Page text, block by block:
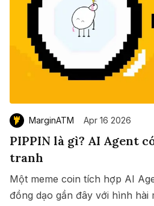
MarginATM Apr 16 2026
PIPPIN là gì? AI Agent
tranh
Một meme coin tích hợp AI
đồng dạo gần đây với hình hài